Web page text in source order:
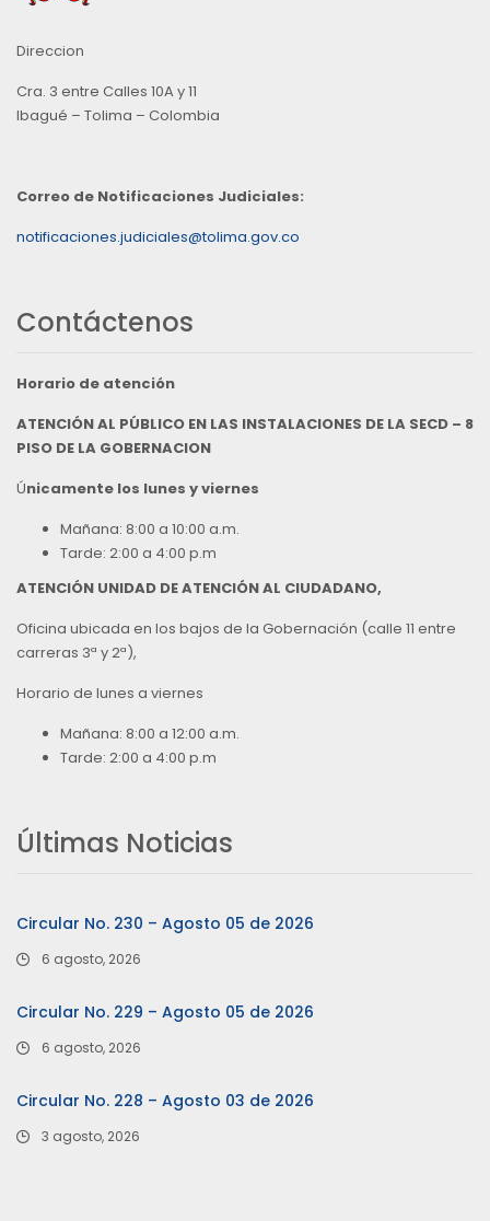
Direccion
Cra. 3 entre Calles 10A y 11
Ibagué – Tolima – Colombia
Correo de Notificaciones Judiciales:
notificaciones.judiciales@tolima.gov.co
Contáctenos
Horario de atención
ATENCIÓN AL PÚBLICO EN LAS INSTALACIONES DE LA SECD – 8
PISO DE LA GOBERNACION
Únicamente los lunes y viernes
Mañana: 8:00 a 10:00 a.m.
Tarde: 2:00 a 4:00 p.m
ATENCIÓN UNIDAD DE ATENCIÓN AL CIUDADANO,
Oficina ubicada en los bajos de la Gobernación (calle 11 entre
carreras 3ª y 2ª),
Horario de lunes a viernes
Mañana: 8:00 a 12:00 a.m.
Tarde: 2:00 a 4:00 p.m
Últimas Noticias
Circular No. 230 – Agosto 05 de 2026
6 agosto, 2026
Circular No. 229 – Agosto 05 de 2026
6 agosto, 2026
Circular No. 228 – Agosto 03 de 2026
3 agosto, 2026